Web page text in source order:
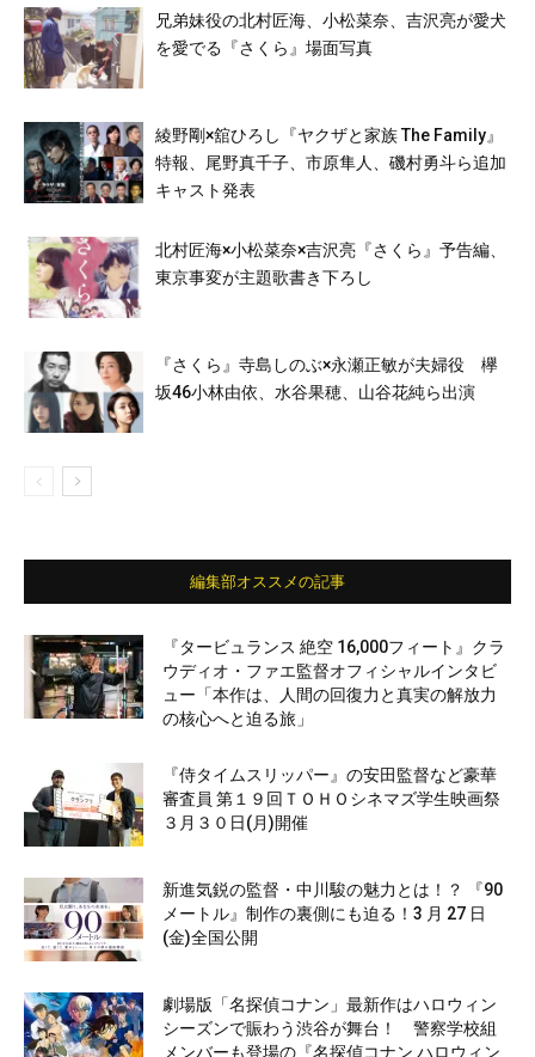
兄弟妹役の北村匠海、小松菜奈、吉沢亮が愛犬
を愛でる『さくら』場面写真
綾野剛×舘ひろし『ヤクザと家族 The Family』
特報、尾野真千子、市原隼人、磯村勇斗ら追加
キャスト発表
北村匠海×小松菜奈×吉沢亮『さくら』予告編、
東京事変が主題歌書き下ろし
『さくら』寺島しのぶ×永瀬正敏が夫婦役 欅
坂46小林由依、水谷果穂、山谷花純ら出演
編集部オススメの記事
『タービュランス 絶空 16,000フィート』クラ
ウディオ・ファエ監督オフィシャルインタビ
ュー「本作は、人間の回復力と真実の解放力
の核心へと迫る旅」
『侍タイムスリッパー』の安田監督など豪華
審査員 第１９回ＴＯＨＯシネマズ学生映画祭
３月３０日(月)開催
新進気鋭の監督・中川駿の魅力とは！？ 『90
メートル』制作の裏側にも迫る！3 月 27 日
(金)全国公開
劇場版「名探偵コナン」最新作はハロウィン
シーズンで賑わう渋谷が舞台！ 警察学校組
メンバーも登場の『名探偵コナン ハロウィン